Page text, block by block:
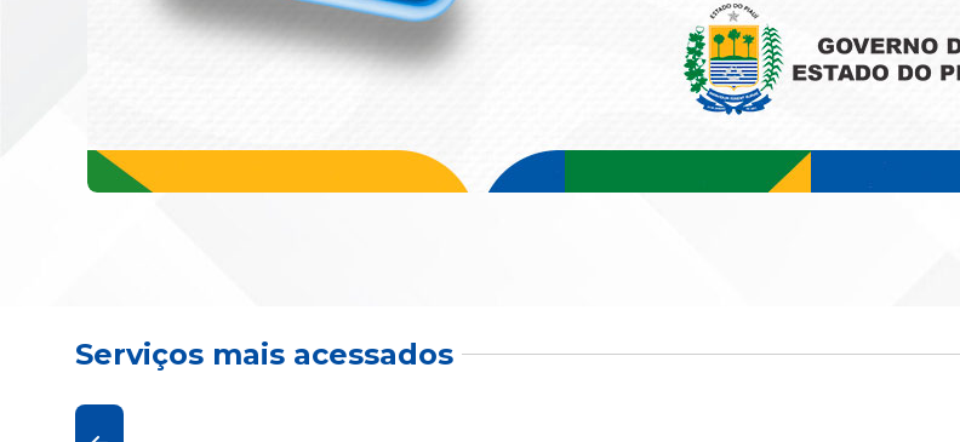
Serviços mais acessados